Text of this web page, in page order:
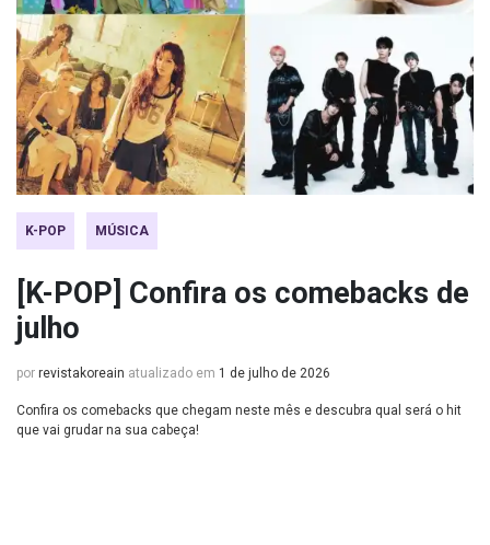
K-POP MÚSICA
[K-POP] Confira os comebacks de
julho
por revistakoreain atualizado em 1 de julho de 2026
Confira os comebacks que chegam neste mês e descubra qual será o hit
que vai grudar na sua cabeça!